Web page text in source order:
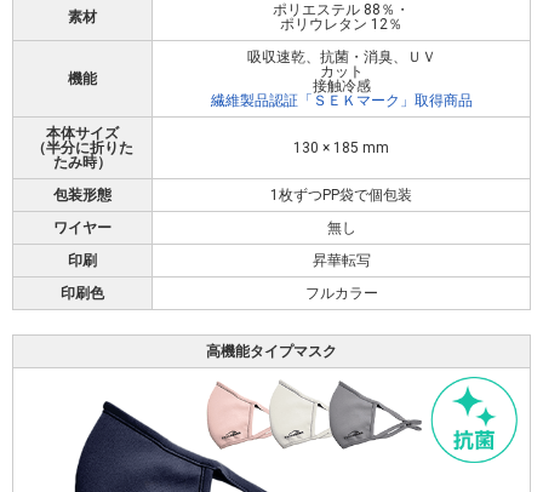
素材
ポリエステル 88％・
ポリウレタン 12％
機能
吸収速乾、抗菌・消臭、ＵＶ
カット
接触冷感
繊維製品認証「ＳＥＫマーク」取得商品
本体サイズ
（半分に折りた
たみ時）
130 × 185 mm
包装形態
1枚ずつPP袋で個包装
ワイヤー
無し
印刷
昇華転写
印刷色
フルカラー
高機能タイプマスク